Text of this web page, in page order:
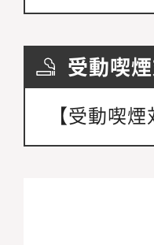
受動喫
【受動喫